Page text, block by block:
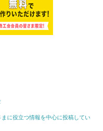
に役立つ情報を中心に投稿してい